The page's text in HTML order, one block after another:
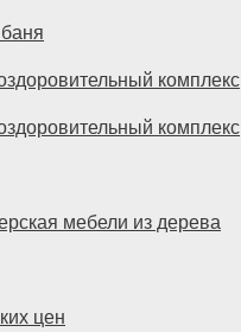
комплекс
комплекс
мебели из дерева
цен